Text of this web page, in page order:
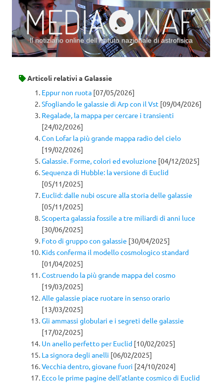
Il notiziario online dell’Istituto nazionale di astrofisica
Articoli relativi a Galassie
Eppur non ruota [07/05/2026]
Sfogliando le galassie di Arp con il Vst [09/04/2026]
Regalade, la mappa per cercare i transienti
[24/02/2026]
Con Lofar la più grande mappa radio del cielo
[19/02/2026]
Galassie. Forme, colori ed evoluzione [04/12/2025]
Sequenza di Hubble: la versione di Euclid
[05/11/2025]
Euclid: dalle nubi oscure alla storia delle galassie
[05/11/2025]
Scoperta galassia fossile a tre miliardi di anni luce
[30/06/2025]
Foto di gruppo con galassie [30/04/2025]
Kids conferma il modello cosmologico standard
[01/04/2025]
Costruendo la più grande mappa del cosmo
[19/03/2025]
Alle galassie piace ruotare in senso orario
[13/03/2025]
Gli ammassi globulari e i segreti delle galassie
[17/02/2025]
Un anello perfetto per Euclid [10/02/2025]
La signora degli anelli [06/02/2025]
Vecchia dentro, giovane fuori [24/10/2024]
Ecco le prime pagine dell’atlante cosmico di Euclid